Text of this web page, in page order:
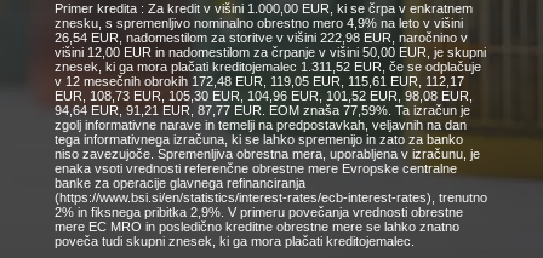
Primer kredita : Za kredit v višini 1.000,00 EUR, ki se črpa v enkratnem
znesku, s spremenljivo nominalno obrestno mero 4,9% na leto v višini
26,54 EUR, nadomestilom za storitve v višini 222,98 EUR, naročnino v
višini 12,00 EUR in nadomestilom za črpanje v višini 50,00 EUR, je skupni
znesek, ki ga mora plačati kreditojemalec 1.311,52 EUR, če se odplačuje
v 12 mesečnih obrokih 172,48 EUR, 119,05 EUR, 115,61 EUR, 112,17
EUR, 108,73 EUR, 105,30 EUR, 104,96 EUR, 101,52 EUR, 98,08 EUR,
94,64 EUR, 91,21 EUR, 87,77 EUR. EOM znaša 77,59%. Ta izračun je
zgolj informativne narave in temelji na predpostavkah, veljavnih na dan
tega informativnega izračuna, ki se lahko spremenijo in zato za banko
niso zavezujoče. Spremenljiva obrestna mera, uporabljena v izračunu, je
enaka vsoti vrednosti referenčne obrestne mere Evropske centralne
banke za operacije glavnega refinanciranja
(https://www.bsi.si/en/statistics/interest-rates/ecb-interest-rates), trenutno
2% in fiksnega pribitka 2,9%. V primeru povečanja vrednosti obrestne
mere EC MRO in posledično kreditne obrestne mere se lahko znatno
poveča tudi skupni znesek, ki ga mora plačati kreditojemalec.